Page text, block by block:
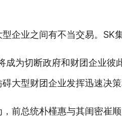
企业之间有不当交易。SK
成为切断政府和财团企业彼
大型财团企业发挥迅速决
前总统朴槿惠与其闺密崔